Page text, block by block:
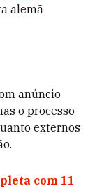
alemã
anúncio
o processo
externos
com 11